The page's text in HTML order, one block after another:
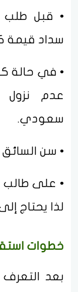
• قبل طلب
سداد قيمة
• في حالة
سعودي.
• سن السائق
• على طالب
لذا يحتاج
خطوات
بعد